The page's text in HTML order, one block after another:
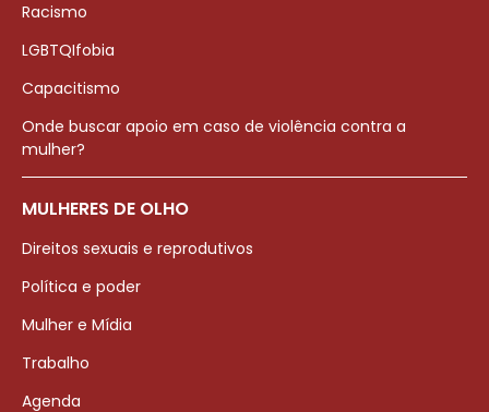
Racismo
LGBTQIfobia
Capacitismo
Onde buscar apoio em caso de violência contra a
mulher?
MULHERES DE OLHO
Direitos sexuais e reprodutivos
Política e poder
Mulher e Mídia
Trabalho
Agenda